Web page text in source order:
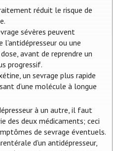
réduit le risque de
sévères peuvent
l'antidépresseur ou une
avant de reprendre un
progressif.
un sevrage plus rapide
d’une molécule à longue
à un autre, il faut
des deux médicaments; ceci
de sevrage éventuels.
d'un antidépresseur,